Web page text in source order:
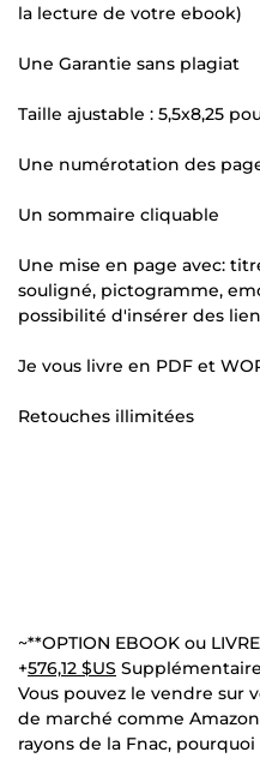
la lecture de votre ebook)
Une Garantie sans plagiat
Taille ajustable : 5,5x8,25
Une numérotation des
Un sommaire cliquable
Une mise en page avec:
souligné, pictogramme,
possibilité d'insérer des
Je vous livre en PDF et
Retouches illimitées
~**OPTION EBOOK ou
+576,12 $US
Vous pouvez le vendre sur
de marché comme
rayons de la Fnac, pourquoi